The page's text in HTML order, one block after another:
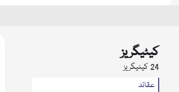
کیٹیگریز
24 کیٹیگریز
عقائد